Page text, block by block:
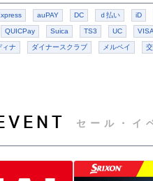
auPAY DC ｄ払い iD
QUICPay Suica TS3 UC VISA
ィナ ダイナースクラブ メルペイ
セール・イ